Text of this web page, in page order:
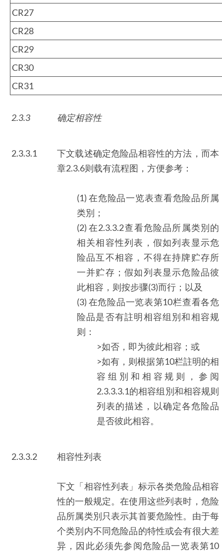
CR27
CR28
CR29
CR30
CR31
2.3.3 确定相容性
2.3.3.1
下文载述确定危险品相容性的方法，而本
章2.3.6则载有流程图，方便参考：
(1) 在危险品一览表查看危险品所属
类別；
(2) 在2.3.3.2查看危险品所属类別的
相关相容性列表，假如列表显示危
险品互不相容，不得在持牌贮存所
一并贮存；假如列表显示危险品彼
此相容，则按步骤(3)而行；以及
(3) 在危险品一览表第10栏查看各危
险品是否有註明相容组別和相容规
则：
>如否，即为彼此相容；或
>如有，则根据第10栏註明的相
容组別和相容规则，参阅
2.3.3.3.1的相容组別和相容规则
列表的描述，以确定各危险品
是否彼此相容。
2.3.3.2 相容性列表
下文「相容性列表」标示各类危险品相容
性的一般规定。在使用这些列表时，危险
品所属类別只表示其首要危险性。由于每
个类別内不同危险品的特性或会有很大差
异，因此必须先参阅危险品一览表第10